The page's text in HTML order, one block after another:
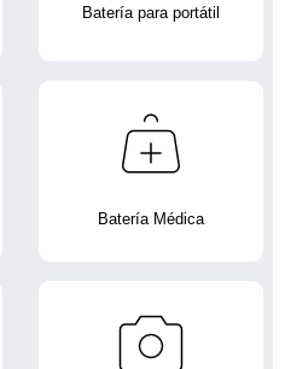
Batería para portátil
Batería Médica